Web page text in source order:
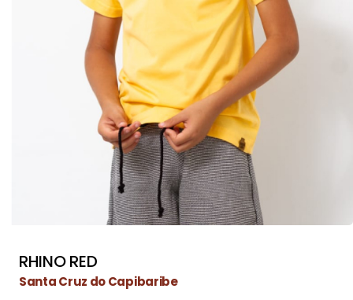
RHINO RED
Santa Cruz do Capibaribe